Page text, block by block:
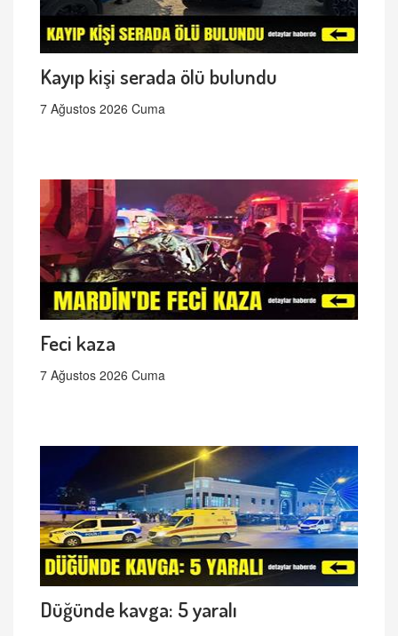
Kayıp kişi serada ölü bulundu
7 Ağustos 2026 Cuma
Feci kaza
7 Ağustos 2026 Cuma
Düğünde kavga: 5 yaralı